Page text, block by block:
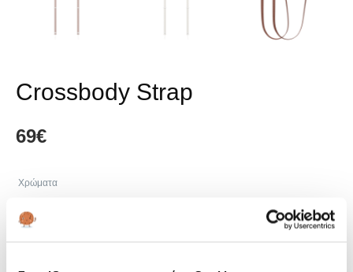
Crossbody Strap
69€
Χρώματα